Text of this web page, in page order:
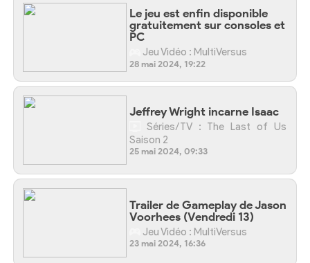
Le jeu est enfin disponible
gratuitement sur consoles et
PC
Jeu Vidéo : MultiVersus
28 mai 2024, 19:22
Jeffrey Wright incarne Isaac
Séries/TV : The Last of Us
Saison 2
25 mai 2024, 09:33
Trailer de Gameplay de Jason
Voorhees (Vendredi 13)
Jeu Vidéo : MultiVersus
23 mai 2024, 16:36